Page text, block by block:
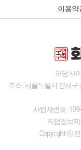
이용자
제를 요구
이용자
업무가 신
<개인정보
대표번호
이메일
이용약
※당 사
주소 : 서울특별시 강서구
사업자번호 :
직업정보
Copyright ⓒ 전